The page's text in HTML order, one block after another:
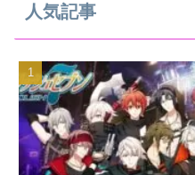
人気記事